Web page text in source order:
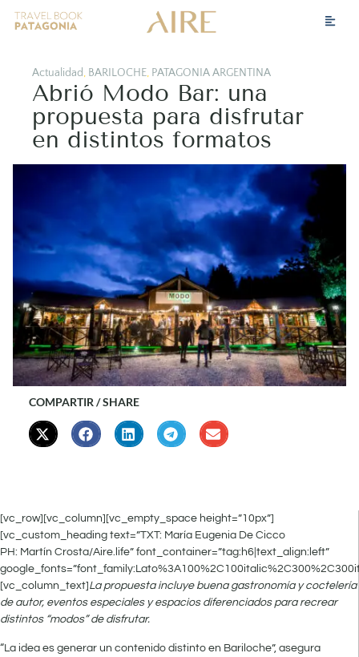
Actualidad, BARILOCHE, PATAGONIA ARGENTINA
Abrió Modo Bar: una
propuesta para disfrutar
en distintos formatos
COMPARTIR / SHARE
[vc_row][vc_column][vc_empty_space height=”10px”]
[vc_custom_heading text=”TXT: María Eugenia De Cicco
PH: Martín Crosta/Aire.life” font_container=”tag:h6|text_align:left”
[vc_column_text] La propuesta incluye buena gastronomía y coctelería
de autor, eventos especiales y espacios diferenciados para recrear
distintos “modos” de disfrutar.
“La idea es generar un contenido distinto en Bariloche”, asegura